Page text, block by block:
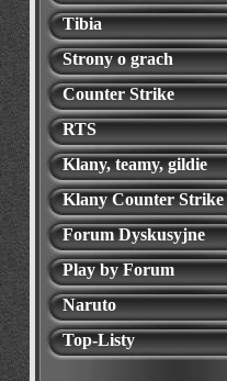
Tibia
Strony o grach
Counter Strike
RTS
Klany, teamy, gildie
Klany Counter Strike
Forum Dyskusyjne
Play by Forum
Naruto
Top-Listy